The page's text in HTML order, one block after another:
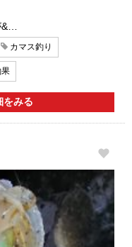
カマス釣り
果
をみる